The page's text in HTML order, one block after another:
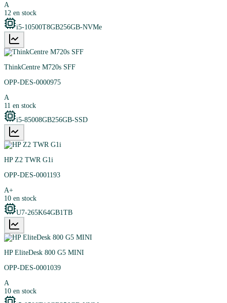
A
12 en stock
i5-10500T8GB256GB-NVMe
ThinkCentre M720s SFF
OPP-DES-0000975
A
11 en stock
i5-85008GB256GB-SSD
HP Z2 TWR G1i
OPP-DES-0001193
A+
10 en stock
U7-265K64GB1TB
HP EliteDesk 800 G5 MINI
OPP-DES-0001039
A
10 en stock